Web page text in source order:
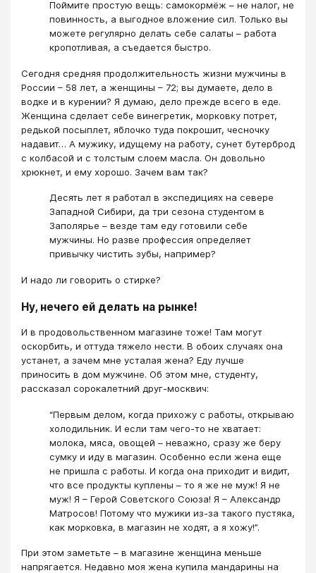
Поймите простую вещь: самокормёж – не налог, не
повинность, а выгодное вложение сил. Только вы
можете регулярно делать себе салаты – работа
кропотливая, а съедается быстро.
Сегодня средняя продолжительность жизни мужчины в
России – 58 лет, а женщины – 72; вы думаете, дело в
водке и в курении? Я думаю, дело прежде всего в еде.
Женщина сделает себе винегретик, морковку потрет,
редькой посыплет, яблочко туда покрошит, чесночку
надавит… А мужику, идущему на работу, сунет бутерброд
с колбасой и с толстым слоем масла. Он довольно
хрюкнет, и ему хорошо. Зачем вам так?
Десять лет я работал в экспедициях на севере
Западной Сибири, да три сезона студентом в
Заполярье – везде там еду готовили себе
мужчины. Но разве профессия определяет
привычку чистить зубы, например?
И надо ли говорить о стирке?
Ну, нечего ей делать на рынке!
И в продовольственном магазине тоже! Там могут
оскорбить, и оттуда тяжело нести. В обоих случаях она
устанет, а зачем мне усталая жена? Еду лучше
приносить в дом мужчине. Об этом мне, студенту,
рассказал сорокалетний друг-москвич:
“Первым делом, когда прихожу с работы, открываю
холодильник. И если там чего-то не хватает:
молока, мяса, овощей – неважно, сразу же беру
сумку и иду в магазин. Особенно если жена еще
не пришла с работы. И когда она приходит и видит,
что все продукты куплены – то я же не муж! Я не
муж! Я – Герой Советского Союза! Я – Александр
Матросов! Потому что мужики из-за такого пустяка,
как морковка, в магазин не ходят, а я хожу!”.
При этом заметьте – в магазине женщина меньше
напрягается. Недавно моя жена купила мандарины на